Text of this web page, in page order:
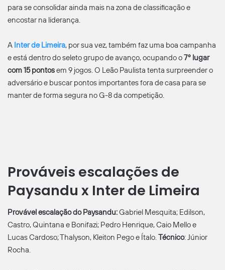
para se consolidar ainda mais na zona de classificação e
encostar na liderança.
A Inter de Limeira, por sua vez, também faz uma boa campanha
e está dentro do seleto grupo de avanço, ocupando o7º lugar
com 15 pontosem 9 jogos. O Leão Paulista tenta surpreender o
adversário e buscar pontos importantes fora de casa para se
manter de forma segura no G-8 da competição.
Prováveis escalações de
Paysandu x Inter de Limeira
Provável escalação do Paysandu:Gabriel Mesquita; Edilson,
Castro, Quintana e Bonifazi; Pedro Henrique, Caio Mello e
Lucas Cardoso; Thalyson, Kleiton Pego e Ítalo.Técnico: Júnior
Rocha.